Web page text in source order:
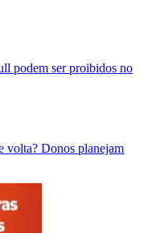
podem ser proibidos no
volta? Donos planejam